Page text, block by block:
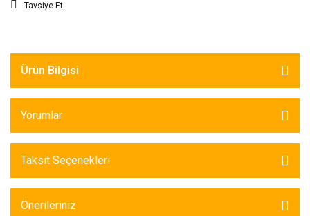
Tavsiye Et
Ürün Bilgisi
Yorumlar
Taksit Seçenekleri
Önerileriniz